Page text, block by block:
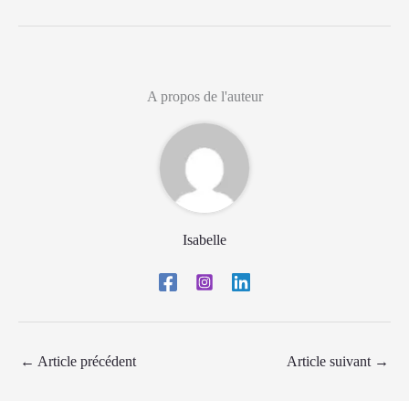
A propos de l'auteur
Isabelle
← Article précédent Article suivant →